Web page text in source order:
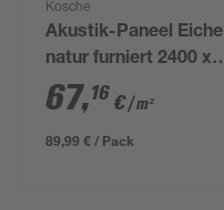
Kosche
Akustik-Paneel Eiche
natur furniert 2400 x
561 x 19 mm
67,16 €/ m²
89,99 € / Pack